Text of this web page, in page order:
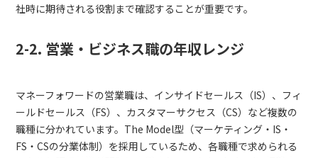
社時に期待される役割まで確認することが重要です。
2-2. 営業・ビジネス職の年収レンジ
マネーフォワードの営業職は、インサイドセールス（IS）、フィ
ールドセールス（FS）、カスタマーサクセス（CS）など複数の
職種に分かれています。The Model型（マーケティング・IS・
FS・CSの分業体制）を採用しているため、各職種で求められる